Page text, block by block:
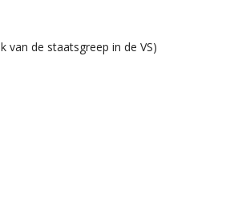
van de staatsgreep in de VS)